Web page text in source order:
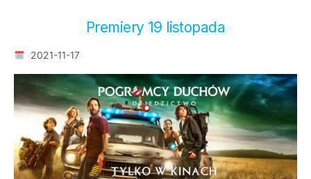
Premiery 19 listopada
2021-11-17